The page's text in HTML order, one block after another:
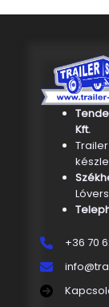
Kft.
+36 70